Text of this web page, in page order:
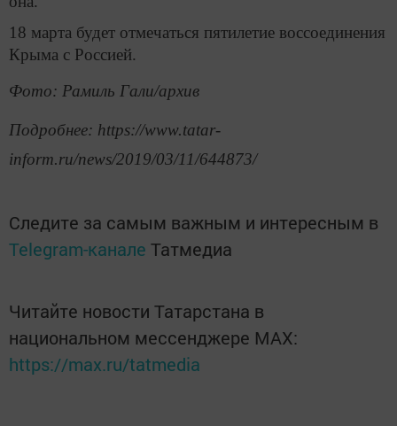
18 марта будет отмечаться пятилетие воссоединения
Крыма с Россией.
Фото: Рамиль Гали/архив
Подробнее: https://www.tatar-
inform.ru/news/2019/03/11/644873/
Следите за самым важным и интересным в
Telegram-канале Татмедиа
Читайте новости Татарстана в
национальном мессенджере MАХ:
https://max.ru/tatmedia